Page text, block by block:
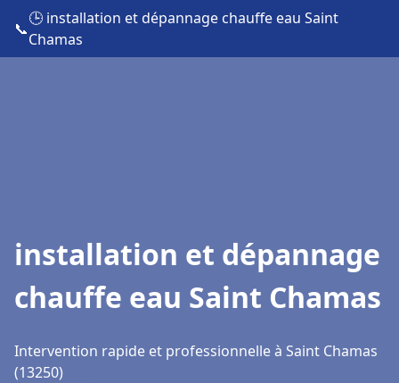
📞
🕒 installation et dépannage chauffe eau Saint
Chamas
installation et dépannage
chauffe eau Saint Chamas
Intervention rapide et professionnelle à Saint Chamas
(13250)